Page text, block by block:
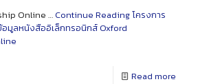
Online … Continue Readingโครงการ
อมูลหนังสืออิเล็กทรอนิกส์ Oxford
Read more